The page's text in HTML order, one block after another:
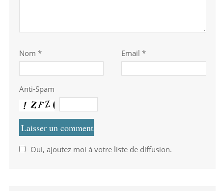
Nom * Email *
Anti-Spam
Oui, ajoutez moi à votre liste de diffusion.